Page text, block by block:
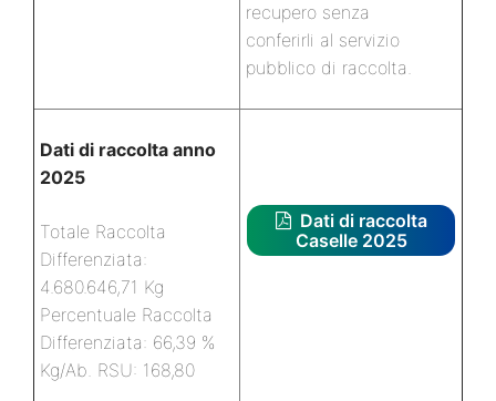
recupero senza
conferirli al servizio
pubblico di raccolta.
Dati di raccolta anno
2025
Totale Raccolta
Differenziata:
4.680.646,71 Kg
Percentuale Raccolta
Differenziata: 66,39 %
Kg/Ab. RSU: 168,80
Dati di raccolta
Caselle 2025